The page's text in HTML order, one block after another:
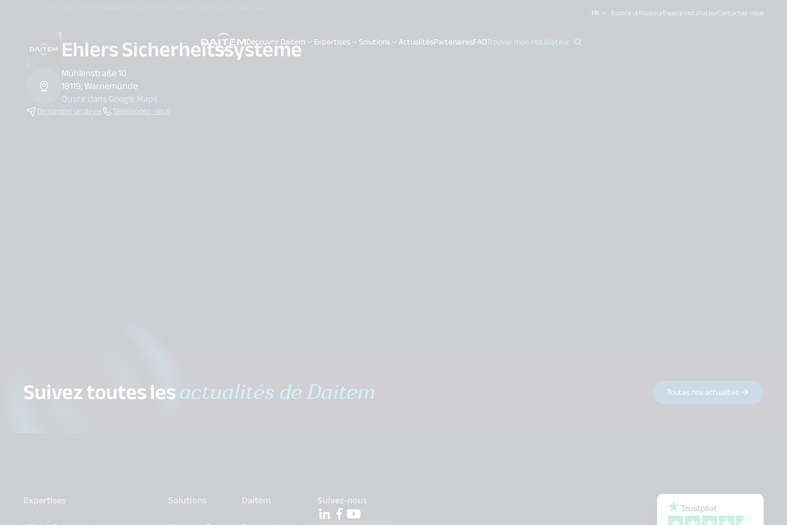
FR Espace utilisateurEspace installateurContactez-nous
Découvrir Daitem Expertises Solutions ActualitésPartenairesFAQTrouver mon installateur
search.label
Ehlers Sicherheitssysteme
Mühlenstraße 10
18119, Warnemünde
Ouvrir dans Google Maps
Demander un devis Téléphonez-nous
Suivez toutes lesactualités de Daitem Toutes nos actualités
Expertises
Solutions
Daitem
Suivez-nous